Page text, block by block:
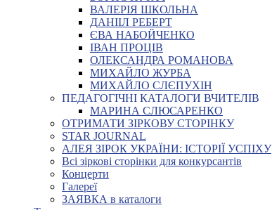
ВАЛЕРІЯ ШКОЛЬНА
ДАНІІЛ РЕБЕРТ
ЄВА НАБОЙЧЕНКО
ІВАН ПРОЦІВ
ОЛЕКСАНДРА РОМАНОВА
МИХАЙЛО ЖУРБА
МИХАЙЛО СЛЄПУХІН
ПЕДАГОГІЧНІ КАТАЛОГИ ВЧИТЕЛІВ
МАРИНА СЛЮСАРЕНКО
ОТРИМАТИ ЗІРКОВУ СТОРІНКУ
STAR JOURNAL
АЛЕЯ ЗІРОК УКРАЇНИ: ІСТОРІЇ УСПІХУ
Всі зіркові сторінки для конкурсантів
Концерти
Галереї
ЗАЯВКА в каталоги